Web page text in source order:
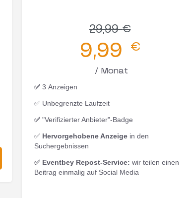
29,99€
9,99 €
/ Monat
✅ 3 Anzeigen
✅ Unbegrenzte Laufzeit
✅ "Verifizierter Anbieter"-Badge
✅ Hervorgehobene Anzeige in den
Suchergebnissen
✅ Eventbey Repost-Service: wir teilen einen
Beitrag einmalig auf Social Media